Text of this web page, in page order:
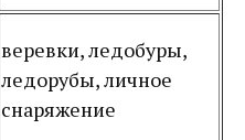
веревки, ледобуры,
ледорубы, личное
снаряжение